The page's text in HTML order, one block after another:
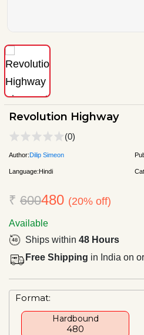
Revolution Highway
(0)
Author:Dilip Simeon
Language:Hindi
₹ 600480 (20% off)
Available
Ships within 48 Hours
Free Shipping in India on
Format:
Hardbound
₹480